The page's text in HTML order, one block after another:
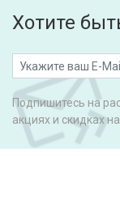
Хотите
Подпишитесь на
акциях и скидках